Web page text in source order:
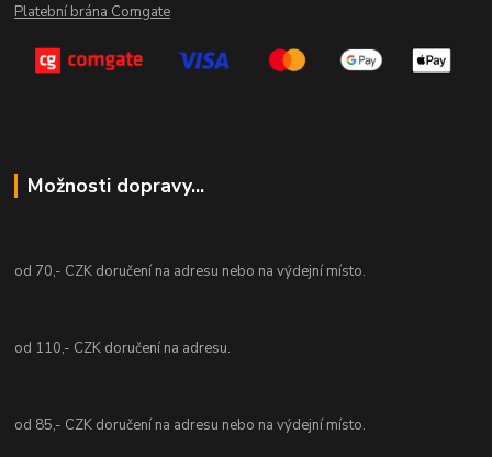
Platební brána Comgate
Možnosti dopravy...
od 70,- CZK doručení na adresu nebo na výdejní místo.
od 110,- CZK doručení na adresu.
od 85,- CZK doručení na adresu nebo na výdejní místo.